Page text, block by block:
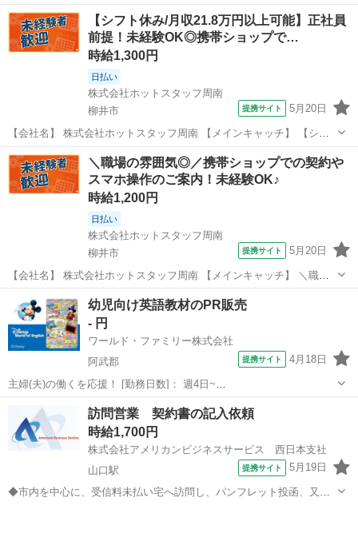
09:00~13:00/09:00~15:00/10:00~14:00/12:00~16:00/13:00~19:00 月/
火/水/木/金 などから選べます [勤務...
山口 下関市 営業
【シフト休み/月収21.8万円以上可能】正社員
前提！未経験OK◎携帯ショップで…
時給1,300円
日払い
株式会社ホットスタッフ周南
柳井市
提携サイト 5月20日
【会社名】 株式会社ホットスタッフ周南 【メインキャッチ】 【シフ
ト休み/月収21.8万円以上可能】正社員前提！未経験OK◎携帯ショップ
での接客・販売♪ 【お仕事内容】 「安定したお仕事に就きたいな」 と
いう方必見！ ...
山口 柳井市 営業
＼職場の雰囲気◎／携帯ショップでの契約や
スマホ操作のご案内！未経験OK♪
時給1,200円
日払い
株式会社ホットスタッフ周南
柳井市
提携サイト 5月20日
【会社名】 株式会社ホットスタッフ周南 【メインキャッチ】 ＼職場
の雰囲気◎／携帯ショップでの契約やスマホ操作のご案内！未経験
OK♪ 【お仕事内容】 ／ 未経験でも安心スタート◎ マンツーマン
研修あり(｀・ω・´)☆...
柳井市 営業
幼児向け英語教材のPR販売
- 円
ワールド・ファミリー株式会社
阿武郡
提携サイト 4月18日
主婦(夫)の働くを応援！ [勤務日数]： 週4日~
10:00~17:00/10:00~16:00/10:00~15:00/09:30~14:00 [勤務地・最寄
駅]： 山口県阿武郡 ※勤務エリア選択可 ワールド・ファ...
阿武郡 営業
訪問営業 契約書の記入依頼
時給1,700円
株式会社アメリカンビジネスサービス 西日本支社
山口駅
提携サイト 5月19日
◆市内を中心に、受信料未払い宅へ訪問し、パンフレット投函、又